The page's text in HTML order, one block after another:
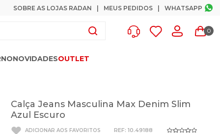
SOBRE AS LOJAS RADAN MEUS PEDIDOS WHATSAPP
0
NOVIDADESOUTLET
Calça Jeans Masculina Max Denim Slim
Azul Escuro
: 10.49188